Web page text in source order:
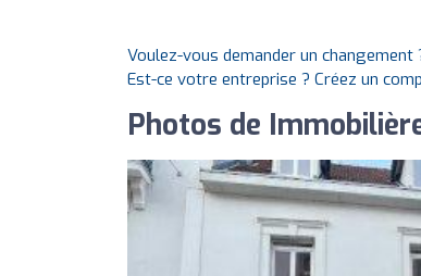
Voulez-vous demander un changement
Est-ce votre entreprise ? Créez un
Photos de